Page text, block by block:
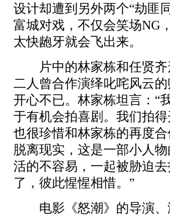
设计却遭到另外两个“劫匪
富城对戏，不仅会笑场NG
太快龅牙就会飞出来。
片中的林家栋和任贤齐
二人曾合作演绎叱咤风云
开心不已。林家栋坦言：“
于有机会拍喜剧。我们拍
也很珍惜和林家栋的再度
脱离现实，这是一部小人
活的不容易，一起被胁迫
了，彼此惺惺相惜。”
电影《怒潮》的导演、